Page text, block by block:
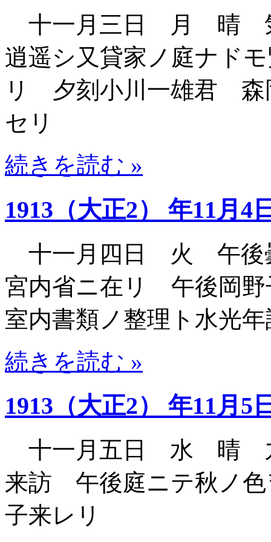
十一月三日 月 晴
逍遥シ又貸家ノ庭ナド
リ 夕刻小川一雄君 森
セリ
続きを読む »
1913（大正2） 年11月4
十一月四日 火 午後
宮内省ニ在リ 午後岡
室内書類ノ整理ト水光
続きを読む »
1913（大正2） 年11月5
十一月五日 水 晴 九
来訪 午後庭ニテ秋ノ
子来レリ